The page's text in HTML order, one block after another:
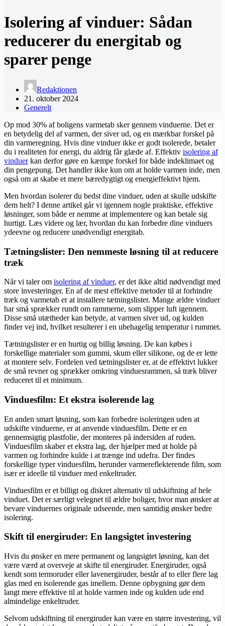
Isolering af vinduer: Sådan
reducerer du energitab og
sparer penge
Redaktionen
21. oktober 2024
Generelt
Op mod 30% af boligens varmetab sker gennem vinduerne. Det er
en betydelig del af varmen, der siver ud, og en mærkbar forskel på
din varmeregning. Hvis dine vinduer ikke er godt isolerede, betaler
du i realiteten for energi, du aldrig får glæde af. Effektiv isolering af
vinduerkan derfor gøre en kæmpe forskel for både indeklimaet og
din pengepung. Det handler ikke kun om at holde varmen inde, men
også om at skabe et mere bæredygtigt og energieffektivt hjem.
Men hvordan isolerer du bedst dine vinduer, uden at skulle udskifte
dem helt? I denne artikel går vi igennem nogle praktiske, effektive
løsninger, som både er nemme at implementere og kan betale sig
hurtigt. Læs videre og lær, hvordan du kan forbedre dine vinduers
ydeevne og reducere unødvendigt energitab.
Tætningslister: Den nemmeste løsning til at reducere
træk
Når vi taler om isolering af vinduer, er det ikke altid nødvendigt med
store investeringer. En af de mest effektive metoder til at forhindre
træk og varmetab er at installere tætningslister. Mange ældre vinduer
har små sprækker rundt om rammerne, som slipper luft igennem.
Disse små utætheder kan betyde, at varmen siver ud, og kulden
finder vej ind, hvilket resulterer i en ubehagelig temperatur i rummet.
Tætningslister er en hurtig og billig løsning. De kan købes i
forskellige materialer som gummi, skum eller silikone, og de er lette
at montere selv. Fordelen ved tætningslister er, at de effektivt lukker
de små revner og sprækker omkring vinduesrammen, så træk bliver
reduceret til et minimum.
Vinduesfilm: Et ekstra isolerende lag
En anden smart løsning, som kan forbedre isoleringen uden at
udskifte vinduerne, er at anvende vinduesfilm. Dette er en
gennemsigtig plastfolie, der monteres på indersiden af ruden.
Vinduesfilm skaber et ekstra lag, der hjælper med at holde på
varmen og forhindre kulde i at trænge ind udefra. Der findes
forskellige typer vinduesfilm, herunder varmereflekterende film, som
især er ideelle til vinduer med enkeltruder.
Vinduesfilm er et billigt og diskret alternativ til udskiftning af hele
vinduet. Det er særligt velegnet til ældre boliger, hvor man ønsker at
bevare vinduernes originale udseende, men samtidig ønsker bedre
isolering.
Skift til energiruder: En langsigtet investering
Hvis du ønsker en mere permanent og langsigtet løsning, kan det
være værd at overveje at skifte til energiruder. Energiruder, også
kendt som termoruder eller lavenergiruder, består af to eller flere lag
glas med en isolerende gas imellem. Denne opbygning gør dem
langt mere effektive til at holde varmen inde og kulden ude end
almindelige enkeltruder.
Selvom udskiftning til energiruder kan være en større investering, vil